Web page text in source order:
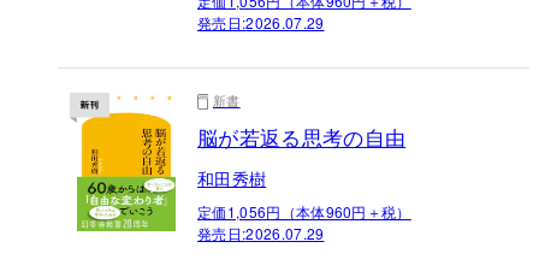
発売日:2026.07.29
新書
脳が若返る思考の自由
和田秀樹
定価1,056円（本体960円＋税）
発売日:2026.07.29